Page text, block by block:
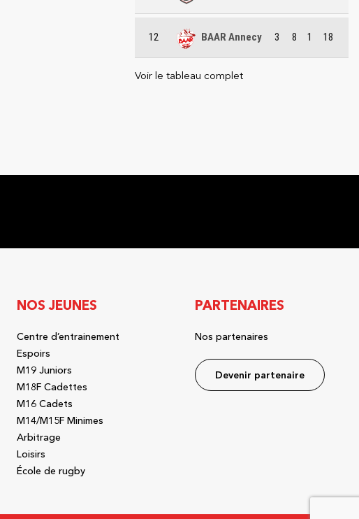
12 BAAR Annecy 3 8 1 18
Voir le tableau complet
NOS JEUNES
Centre d’entrainement
Espoirs
M19 Juniors
M18F Cadettes
M16 Cadets
M14/M15F Minimes
Arbitrage
Loisirs
École de rugby
PARTENAIRES
Nos partenaires
Devenir partenaire